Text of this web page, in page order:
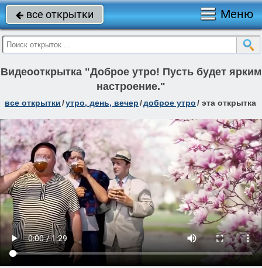
 все открытки Меню
Видеооткрытка "Доброе утро! Пусть будет ярким
настроение."
все открытки/утро, день, вечер/доброе утро/ эта открытка